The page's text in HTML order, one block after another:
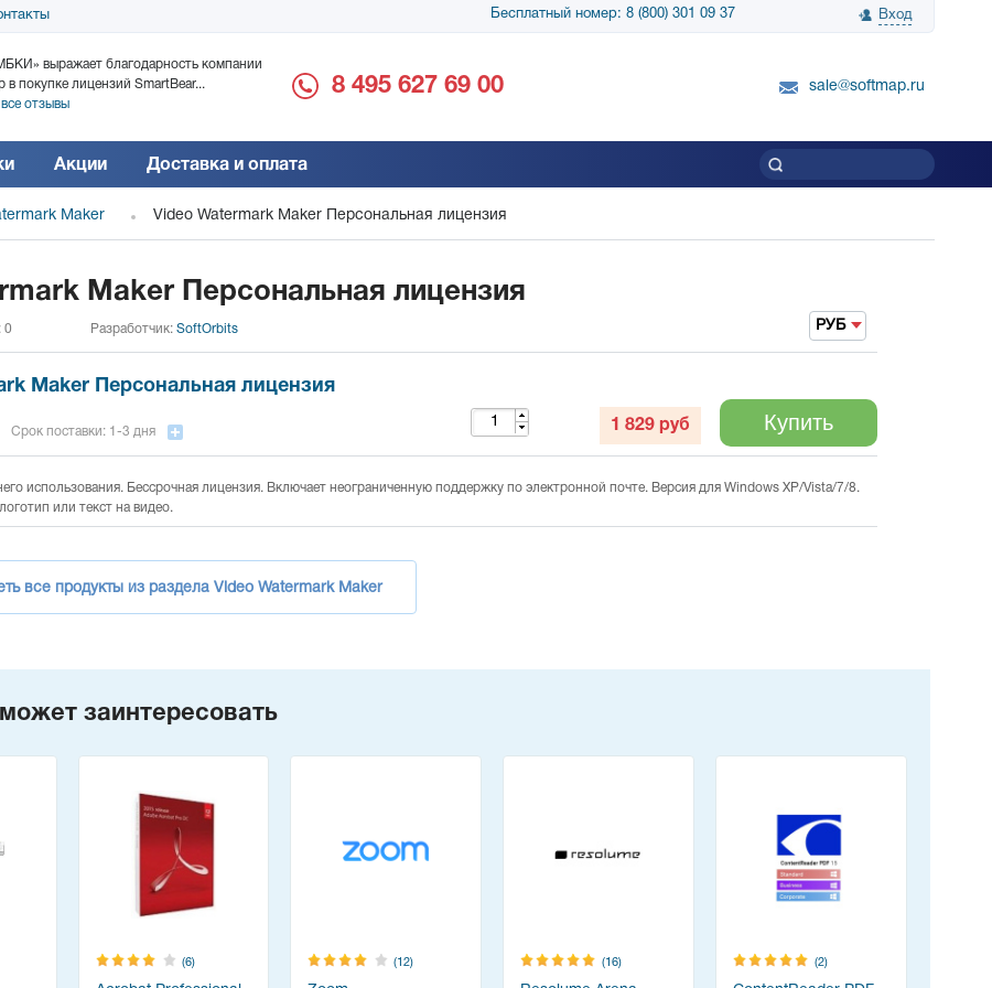
Бесплатный номер: 8 (800) 301 09 37 Вход
выражает благодарность компании
в покупке лицензий SmartBear...
отзывы
благодарность за поставку SnapGene...
благодарность SoftMap за помощь в
8 495 627 69 00 sale@softmap.ru
Акции Доставка и оплата
Maker Video Watermark Maker Персональная лицензия
Maker Персональная лицензия
0 Разработчик: SoftOrbits РУБ
Maker Персональная лицензия
Срок поставки: 1-3 дня 1 829 руб Купить
использования. Бессрочная лицензия. Включает неограниченную поддержку по электронной почте. Версия для Windows XP/Vista/7/8.
или текст на видео.
все продукты из раздела Video Watermark Maker
заинтересовать
(6) (12) (16) (2)